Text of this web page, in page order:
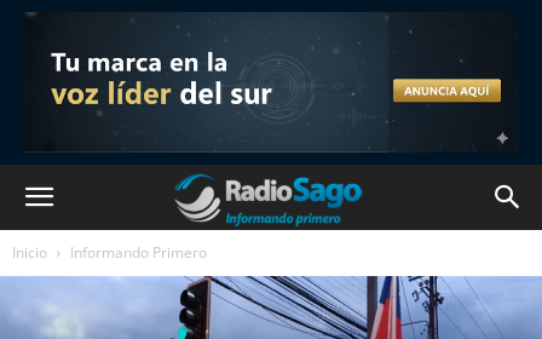
Inicio Informando Primero